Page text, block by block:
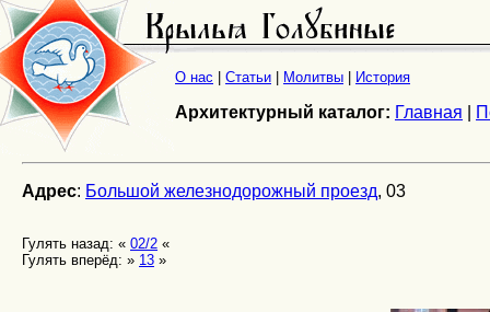
О нас Статьи Молитвы История
Архитектурный каталог: Главная
Адрес: Большой железнодорожный проезд, 03
Гулять назад: « 02/2 «
Гулять вперёд: » 13 »